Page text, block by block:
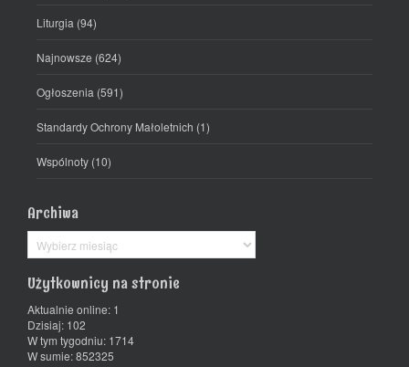
Liturgia (94)
Najnowsze (624)
Ogłoszenia (591)
Standardy Ochrony Małoletnich (1)
Wspólnoty (10)
Archiwa
Użytkownicy na stronie
Aktualnie online: 1
Dzisiaj: 102
W tym tygodniu: 1714
W sumie: 852325